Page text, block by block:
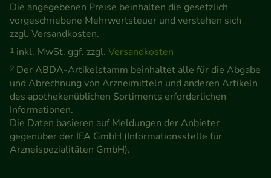
Die angegebenen Preise beinhalten die gesetzlich
vorgeschriebene Mehrwertsteuer und verstehen sich
zzgl. Versandkosten.
1 inkl. MwSt. ggf. zzgl. Versandkosten
2 Der ABDA-Artikelstamm beinhaltet alle für die Abgabe
und Abrechnung von Arzneimitteln und anderen Artikeln
des apothekenüblichen Sortiments erforderlichen
Informationen.
Die Daten basieren auf Meldungen der Anbieter
gegenüber der IFA GmbH (Informationsstelle für
Arzneispezialitäten GmbH).